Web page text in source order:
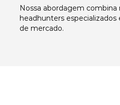
Nossa abordagem
headhunters
de mercado.